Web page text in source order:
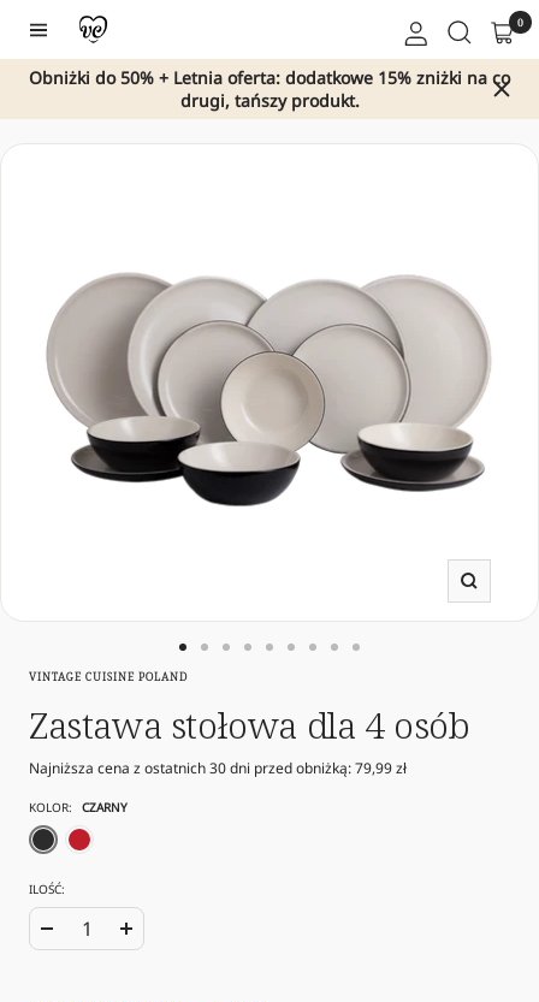
treści
Nawigacja 0
Obniżki do 50% + Letnia oferta: dodatkowe 15% zniżki na co
drugi, tańszy produkt.
Przejdź
do
slajdu
1
Przejdź
slajdu
29
Przejdź
slajdu
30
Przejdź
31
Przejdź
32
Przejdź
slajdu
33
Przejdź
slajdu
34
Przejdź
slajdu
35
Przejdź
slajdu
36
VINTAGE CUISINE POLAND
Zastawa stołowa dla 4 osób
Najniższa cena z ostatnich 30 dni przed obniżką:79,99 zł
KOLOR: CZARNY
czarnyczerwony
ILOŚĆ:
Zwiększ
Zmniejsz